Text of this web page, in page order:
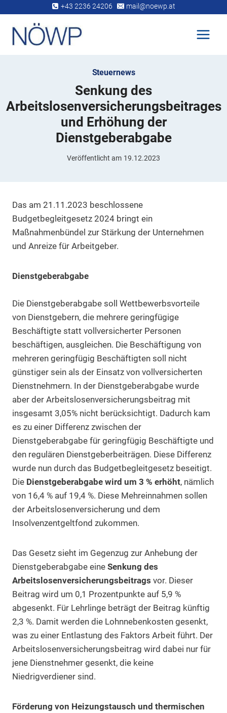
springen
+43 2236 24206 mail@noewp.at
Steuernews
Senkung des
Arbeitslosenversicherungsbeitrages
und Erhöhung der
Dienstgeberabgabe
Veröffentlicht am 19.12.2023
Das am 21.11.2023 beschlossene
Budgetbegleitgesetz 2024 bringt ein
Maßnahmenbündel zur Stärkung der Unternehmen
und Anreize für Arbeitgeber.
Dienstgeberabgabe
Die Dienstgeberabgabe soll Wettbewerbsvorteile
von Dienstgebern, die mehrere geringfügige
Beschäftigte statt vollversicherter Personen
beschäftigen, ausgleichen. Die Beschäftigung von
mehreren geringfügig Beschäftigten soll nicht
günstiger sein als der Einsatz von vollversicherten
Dienstnehmern. In der Dienstgeberabgabe wurde
aber der Arbeitslosenversicherungsbeitrag mit
insgesamt 3,05% nicht berücksichtigt. Dadurch kam
es zu einer Differenz zwischen der
Dienstgeberabgabe für geringfügig Beschäftigte und
den regulären Dienstgeberbeiträgen. Diese Differenz
wurde nun durch das Budgetbegleitgesetz beseitigt.
Die Dienstgeberabgabe wird um 3 % erhöht, nämlich
von 16,4 % auf 19,4 %. Diese Mehreinnahmen sollen
der Arbeitslosenversicherung und dem
Insolvenzentgeltfond zukommen.
Das Gesetz sieht im Gegenzug zur Anhebung der
Dienstgeberabgabe eine Senkung des
Arbeitslosenversicherungsbeitrags vor. Dieser
Beitrag wird um 0,1 Prozentpunkte auf 5,9 %
abgesenkt. Für Lehrlinge beträgt der Beitrag künftig
2,3 %. Damit werden die Lohnnebenkosten gesenkt,
was zu einer Entlastung des Faktors Arbeit führt. Der
Arbeitslosenversicherungsbeitrag wird dabei nur für
jene Dienstnehmer gesenkt, die keine
Niedrigverdiener sind.
Förderung von Heizungstausch und thermischen